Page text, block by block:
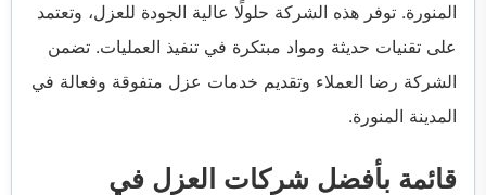
المنورة. توفر هذه الشركة حلولًا عالية الجودة للعزل، وتعتمد
على تقنيات حديثة ومواد مبتكرة في تنفيذ العمليات. تضمن
الشركة رضا العملاء وتقديم خدمات عزل متفوقة وفعالة في
المدينة المنورة.
قائمة بأفضل شركات العزل في